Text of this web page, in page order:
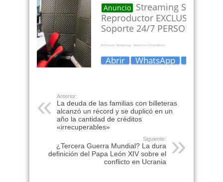
Anterior:
La deuda de las familias con billeteras
alcanzó un récord y se duplicó en un
año la cantidad de créditos
«irrecuperables»
Siguiente:
¿Tercera Guerra Mundial? La dura
definición del Papa León XIV sobre el
conflicto en Ucrania